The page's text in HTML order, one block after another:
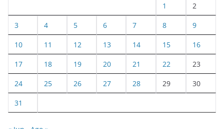
1 2
3 4 5 6 7 8 9
10 11 12 13 14 15 16
17 18 19 20 21 22 23
24 25 26 27 28 29 30
31